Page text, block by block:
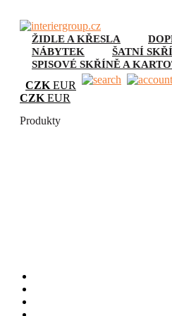
ŽIDLE A KŘESLA
NÁBYTEK
ŠATNÍ
SPISOVÉ SKŘÍNĚ A
CZK EUR
CZK EUR
Produkty